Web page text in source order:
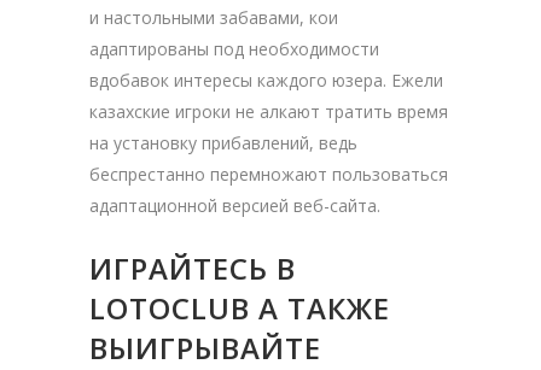
и настольными забавами, кои
адаптированы под необходимости
вдобавок интересы каждого юзера. Ежели
казахские игроки не алкают тратить время
на установку прибавлений, ведь
беспрестанно перемножают пользоваться
адаптационной версией веб-сайта.
ИГРАЙТЕСЬ В
LOTOCLUB А ТАКЖЕ
ВЫИГРЫВАЙТЕ